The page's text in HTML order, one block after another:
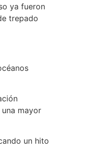
ya fueron
trepado
mayor
un hito